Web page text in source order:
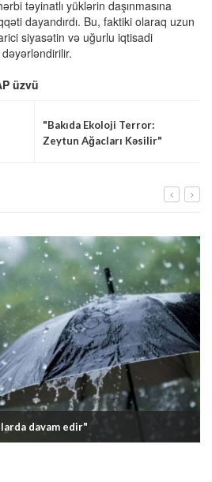
təyinatlı yüklərin daşınmasına
dayandırdı. Bu, faktiki olaraq uzun
siyasətin və uğurlu iqtisadi
dəyərləndirilir.
üzvü
"Bakıda Ekoloji Terror:
Zeytun Ağacları Kəsilir"
davam edir"